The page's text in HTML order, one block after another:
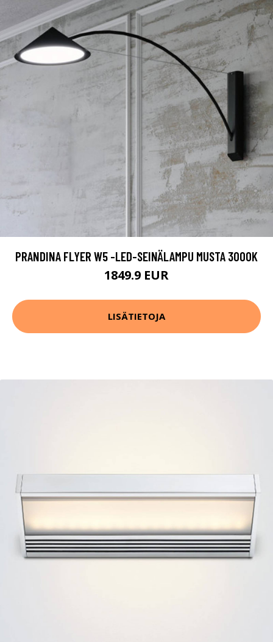
PRANDINA FLYER W5 -LED-SEINÄLAMPU MUSTA 3000K
1849.9 EUR
LISÄTIETOJA